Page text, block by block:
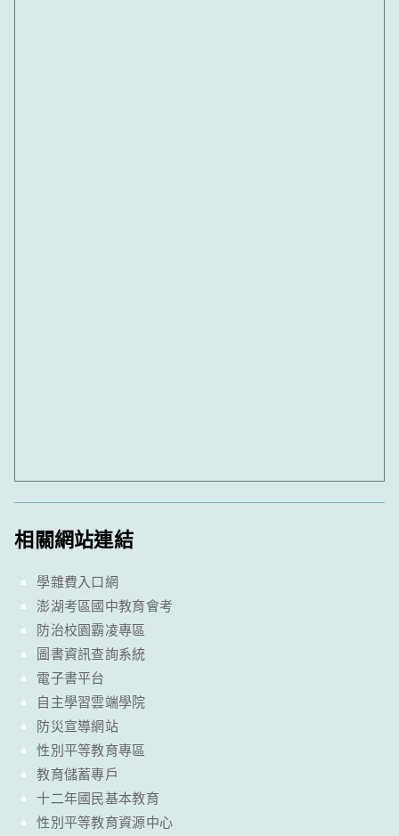
相關網站連結
學雜費入口網
澎湖考區國中教育會考
防治校園霸凌專區
圖書資訊查詢系統
電子書平台
自主學習雲端學院
防災宣導網站
性別平等教育專區
教育儲蓄專戶
十二年國民基本教育
性別平等教育資源中心